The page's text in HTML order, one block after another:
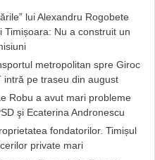
lui Alexandru Rogobete
Nu a construit un
metropolitan spre Giroc
intră pe traseu din august
Robu a avut mari probleme
şi Ecaterina Andronescu
fondatorilor. Timișul
private mari